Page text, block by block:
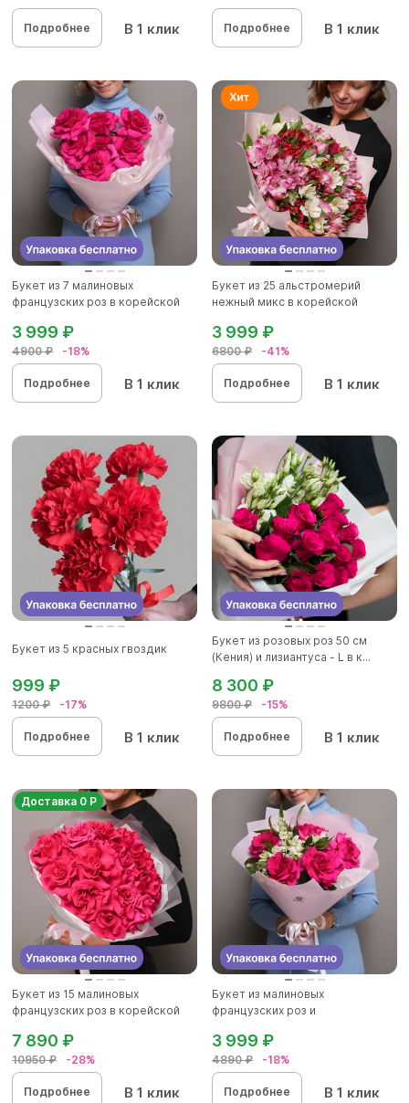
Подробнее В 1 клик Подробнее В 1 клик
Букет из 7 малиновых
французских роз в корейской
4900 ₽ -18%
3 999 ₽
Подробнее В 1 клик
Букет из 25 альстромерий
нежный микс в корейской
6800 ₽ -41%
3 999 ₽
Подробнее В 1 клик
Букет из 5 красных гвоздик
1200 ₽ -17%
999 ₽
Подробнее В 1 клик
Букет из розовых роз 50 см
(Кения) и лизиантуса - L в к...
9800 ₽ -15%
8 300 ₽
Подробнее В 1 клик
Доставка 0 Р
Букет из 15 малиновых
французских роз в корейской
10950 ₽ -28%
7 890 ₽
Подробнее В 1 клик
Букет из малиновых
французских роз и
4890 ₽ -18%
3 999 ₽
Подробнее В 1 клик